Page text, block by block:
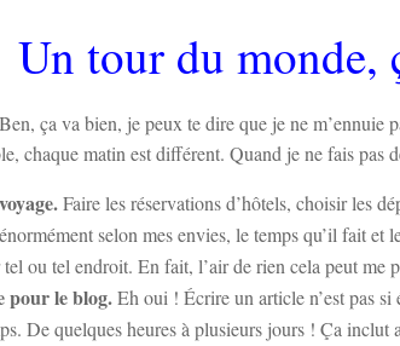
Un tour du monde,
ça va bien, je peux te dire que je ne m’ennuie
chaque matin est différent. Quand je ne fais pas
Faire les réservations d’hôtels, choisir les
selon mes envies, le temps qu’il fait et
ou tel endroit. En fait, l’air de rien cela peut me
pour le blog.Eh oui ! Écrire un article n’est pas
De quelques heures à plusieurs jours ! Ça